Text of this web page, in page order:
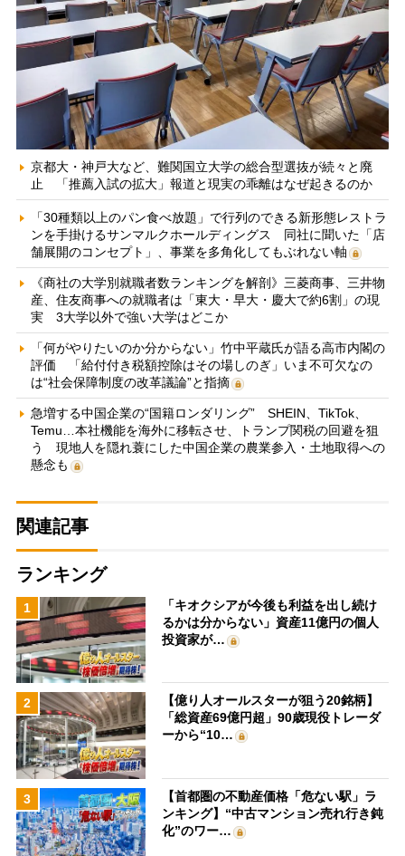
京都大・神戸大など、難関国立大学の総合型選抜が続々と廃
止 「推薦入試の拡大」報道と現実の乖離はなぜ起きるのか
「30種類以上のパン食べ放題」で行列のできる新形態レストラ
ンを手掛けるサンマルクホールディングス 同社に聞いた「店
舗展開のコンセプト」、事業を多角化してもぶれない軸
《商社の大学別就職者数ランキングを解剖》三菱商事、三井物
産、住友商事への就職者は「東大・早大・慶大で約6割」の現
実 3大学以外で強い大学はどこか
「何がやりたいのか分からない」竹中平蔵氏が語る高市内閣の
評価 「給付付き税額控除はその場しのぎ」いま不可欠なの
は“社会保障制度の改革議論”と指摘
急増する中国企業の“国籍ロンダリング” SHEIN、TikTok、
Temu…本社機能を海外に移転させ、トランプ関税の回避を狙
う 現地人を隠れ蓑にした中国企業の農業参入・土地取得への
懸念も
関連記事
ランキング
1
「キオクシアが今後も利益を出し続け
るかは分からない」資産11億円の個人
投資家が…
2
【億り人オールスターが狙う20銘柄】
「総資産69億円超」90歳現役トレーダ
ーから“10…
3
【首都圏の不動産価格「危ない駅」ラ
ンキング】“中古マンション売れ行き鈍
化”のワー…